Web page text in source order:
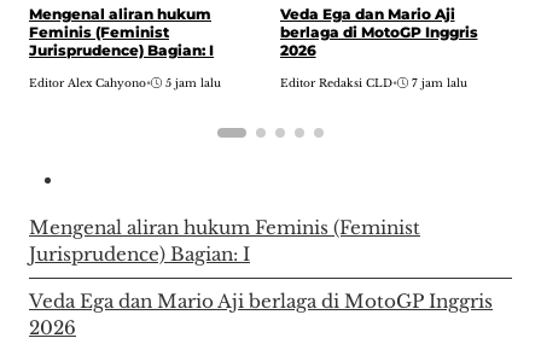
Mengenal aliran hukum
Feminis (Feminist
Jurisprudence) Bagian: I
Editor Alex Cahyono• 5 jam lalu
Veda Ega dan Mario Aji
berlaga di MotoGP Inggris
2026
Editor Redaksi CLD• 7 jam lalu
Mengenal aliran hukum Feminis (Feminist
Jurisprudence) Bagian: I
Veda Ega dan Mario Aji berlaga di MotoGP Inggris
2026